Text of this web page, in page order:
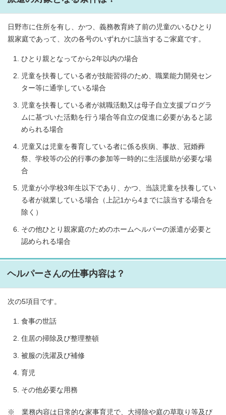
日野市に住所を有し、かつ、義務教育終了前の児童のいるひとり
親家庭であって、次の各号のいずれかに該当するご家庭です。
ひとり親となってから2年以内の場合
児童を扶養している者が技能習得のため、職業能力開発セン
ター等に通学している場合
児童を扶養している者が就職活動又は母子自立支援プログラ
ムに基づいた活動を行う場合等自立の促進に必要があると認
められる場合
児童又は児童を養育している者に係る疾病、事故、冠婚葬
祭、学校等の公的行事の参加等一時的に生活援助が必要な場
合
児童が小学校3年生以下であり、かつ、当該児童を扶養してい
る者が就業している場合（上記1から4までに該当する場合を
除く）
その他ひとり親家庭のためのホームヘルパーの派遣が必要と
認められる場合
ヘルパーさんの仕事内容は？
次の5項目です。
食事の世話
住居の掃除及び整理整頓
被服の洗濯及び補修
育児
その他必要な用務
※ 業務内容は日常的な家事育児で、大掃除や庭の草取り等及び